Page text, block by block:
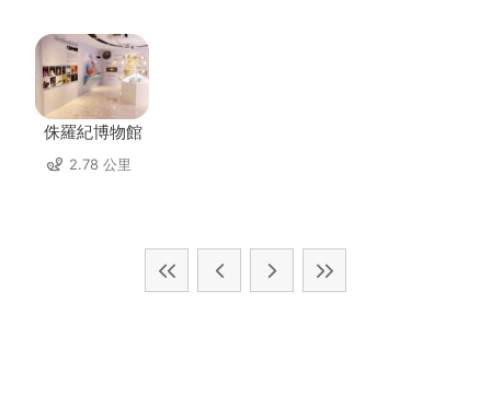
侏羅紀博物館
2.78 公里